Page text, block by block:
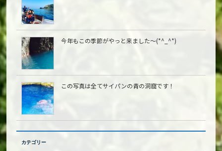
今年もこの季節がやっと来ました〜(*^_^*)
この写真は全てサイパンの青の洞窟です！
カテゴリー